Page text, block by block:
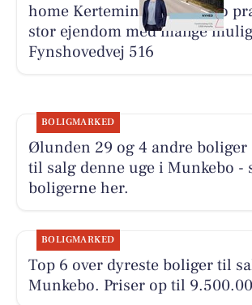
home Kerteminde-Munkebo
stor ejendom med mange
Fynshovedvej 516
BOLIGMARKED
Ølunden 29 og 4 andre boliger
til salg denne uge i Munkebo -
boligerne her.
BOLIGMARKED
Top 6 over dyreste boliger til
Munkebo. Priser op til